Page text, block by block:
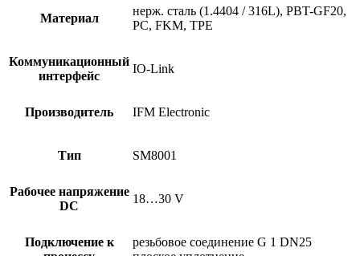
Материал
нерж. сталь (1.4404 / 316L), PBT-GF20,
PC, FKM, TPE
Коммуникационный
интерфейс
IO-Link
Производитель IFM Electronic
Тип SM8001
Рабочее напряжение
DC
18…30 V
Подключение к
резьбовое соединение G 1 DN25